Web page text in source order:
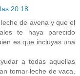
20:18
de avena y que el
te haya parecido
es que incluyas una
a todas aquellas
tomar leche de vaca,